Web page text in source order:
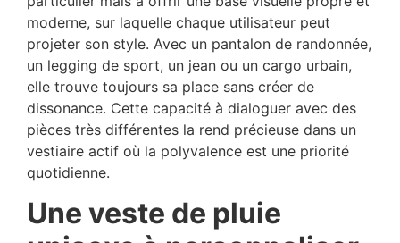
moderne, sur laquelle chaque utilisateur peut
projeter son style. Avec un pantalon de randonnée,
un legging de sport, un jean ou un cargo urbain,
elle trouve toujours sa place sans créer de
dissonance. Cette capacité à dialoguer avec des
pièces très différentes la rend précieuse dans un
vestiaire actif où la polyvalence est une priorité
quotidienne.
Une veste de pluie